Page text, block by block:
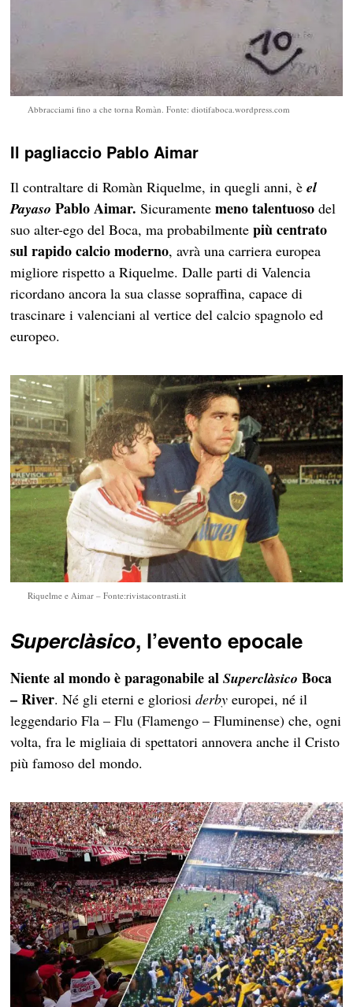
Abbracciami fino a che torna Romàn. Fonte: diotifaboca.wordpress.com
Il pagliaccio Pablo Aimar
Il contraltare di Romàn Riquelme, in quegli anni, èel
Payaso Pablo Aimar. Sicuramentemeno talentuoso del
suo alter-ego del Boca, ma probabilmentepiù centrato
sul rapido calcio moderno, avrà una carriera europea
migliore rispetto a Riquelme. Dalle parti di Valencia
ricordano ancora la sua classe sopraffina, capace di
trascinare i valenciani al vertice del calcio spagnolo ed
europeo.
Riquelme e Aimar – Fonte:rivistacontrasti.it
Superclàsico, l’evento epocale
Niente al mondo è paragonabile alSuperclàsicoBoca
– River. Né gli eterni e gloriosiderbyeuropei, né il
leggendario Fla – Flu (Flamengo – Fluminense) che, ogni
volta, fra le migliaia di spettatori annovera anche il Cristo
più famoso del mondo.